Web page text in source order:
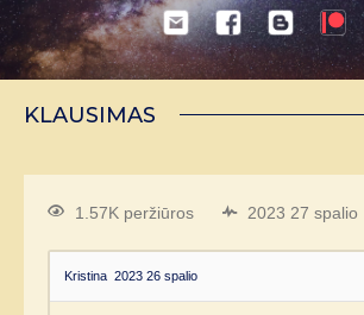
KLAUSIMAS
1.57K peržiūros 2023 27 spalio
Kristina 2023 26 spalio